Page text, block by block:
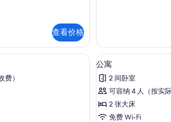
查看价格
档床上用品、羽绒被、加厚床垫、办公桌
）
显
示
公
寓
的
3
公寓
2 间卧室
可容纳 4 人（按实
2 张大床
免费 Wi-Fi